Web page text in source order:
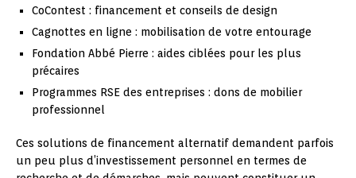
CoContest : financement et conseils de design
Cagnottes en ligne : mobilisation de votre entourage
Fondation Abbé Pierre : aides ciblées pour les plus
précaires
Programmes RSE des entreprises : dons de mobilier
professionnel
Ces solutions de financement alternatif demandent parfois
un peu plus d’investissement personnel en termes de